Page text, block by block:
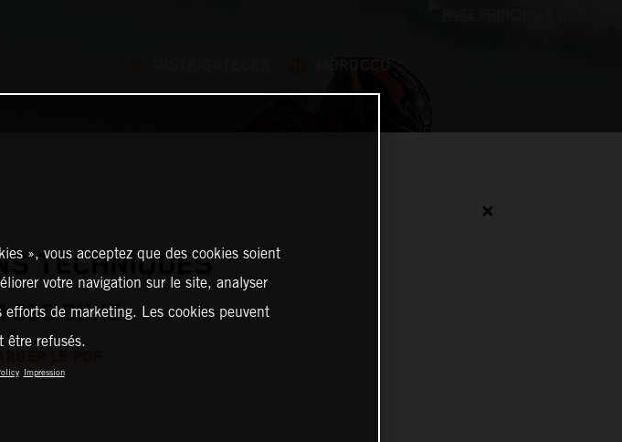
✕
TECHNIQUES
990 DUKE
», vous acceptez que des cookies soient
votre navigation sur le site, analyser
de marketing. Les cookies peuvent
être refusés.
Impression